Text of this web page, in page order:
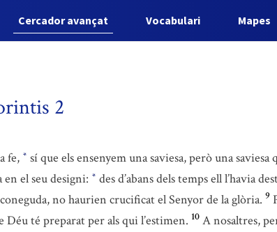
Cercador avançat Vocabulari Mapes
2
fe, * sí que els ensenyem una saviesa, però una
en el seu designi: * des d’abans dels temps ell l’havia
no haurien crucificat el Senyor de la glòria. 9
Déu té preparat per als qui l’estimen. 10 A nosaltres,